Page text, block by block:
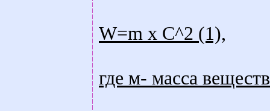
W=m x C^2 (1),
где м- масса